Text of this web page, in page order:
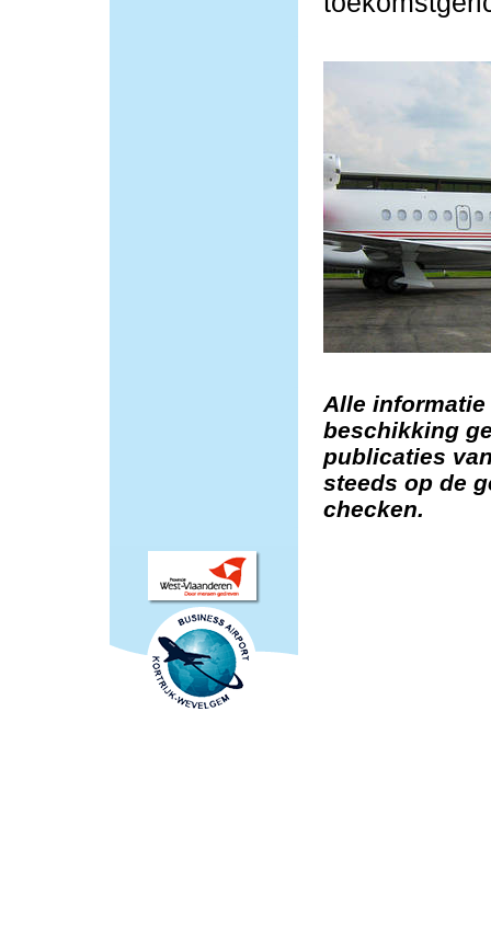
Alle
beschikking
publicaties
steeds op de
checken.